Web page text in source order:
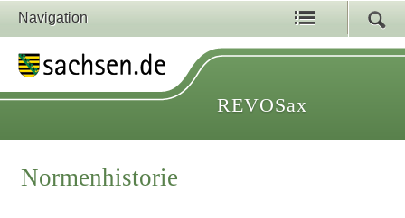
Navigation
REVOSax
Normenhistorie